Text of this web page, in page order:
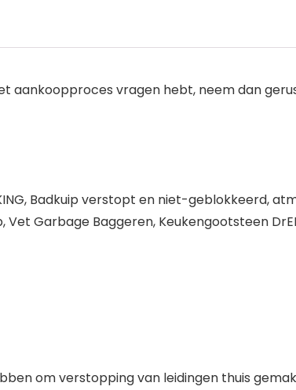
aankoopproces vragen hebt, neem dan
Badkuip verstopt en niet-geblokkeerd,
Garbage Baggeren, Keukengootsteen
om verstopping van leidingen thuis